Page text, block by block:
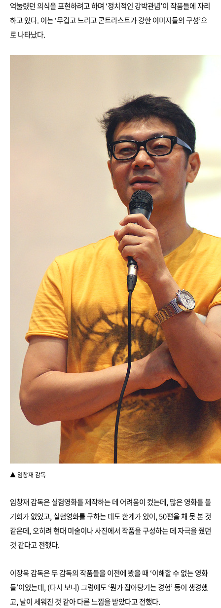
억눌렸던 의식을 표현하려고 하며 ‘정치적인 강박관념’이 작품들에 자리
하고 있다. 이는 ‘무겁고 느리고 콘트라스트가 강한 이미지들의 구성’으
로 나타났다.
▲ 임창재 감독
임창재 감독은 실험영화를 제작하는 데 어려움이 컸는데, 많은 영화를 볼
기회가 없었고, 실험영화를 구하는 데도 한계가 있어, 50편을 채 못 본 것
같은데, 오히려 현대 미술이나 사진에서 작품을 구성하는 데 자극을 줬던
것 같다고 전했다.
이장욱 감독은 두 감독의 작품들을 이전에 봤을 때 ‘이해할 수 없는 영화
들’이었는데, (다시 보니) 그럼에도 ‘뭔가 잡아당기는 경험’ 등이 생경했
고, 날이 세워진 것 같아 다른 느낌을 받았다고 전했다.